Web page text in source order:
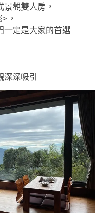
觀雙人房，
，
一定是大家的首選
深深吸引